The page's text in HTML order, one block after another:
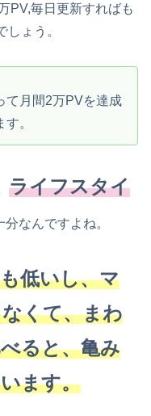
PV,毎日更新すればも
ょう。
て月間2万PVを達成
。
ライフスタイ
なんですよね。
低いし、マ
くて、まわ
ると、亀み
ます。